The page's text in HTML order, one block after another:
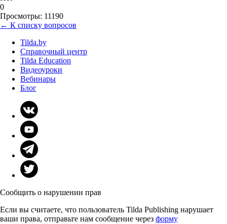
0
Просмотры: 11190
← К списку вопросов
Tilda.by
Справочный центр
Tilda Education
Видеоуроки
Вебинары
Блог
Сообщить о нарушении прав
Если вы считаете, что пользователь Tilda Publishing нарушает
ваши права, отправьте нам сообщение через форму